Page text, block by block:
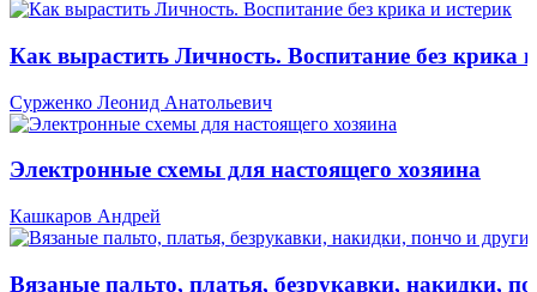
Как вырастить Личность. Воспитание без крика
Сурженко Леонид Анатольевич
Электронные схемы для настоящего хозяина
Кашкаров Андрей
Вязаные пальто, платья, безрукавки, накидки,